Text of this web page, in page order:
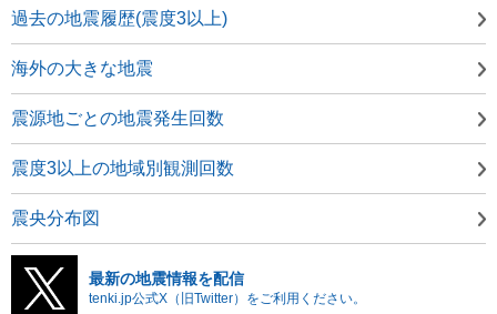
過去の地震履歴(震度3以上)
海外の大きな地震
震源地ごとの地震発生回数
震度3以上の地域別観測回数
震央分布図
最新の地震情報を配信
tenki.jp公式X（旧Twitter）をご利用ください。